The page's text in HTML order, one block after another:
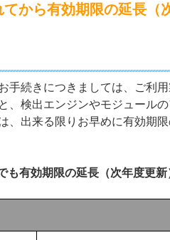
から有効期限の延長（
手続きにつきましては、ご利
、検出エンジンやモジュール
、出来る限りお早めに有効期
も有効期限の延長（次年度更